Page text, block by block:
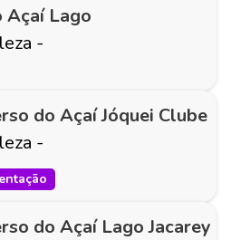
Açaí Lago
-
do Açaí Jóquei Clube
-
do Açaí Lago Jacarey